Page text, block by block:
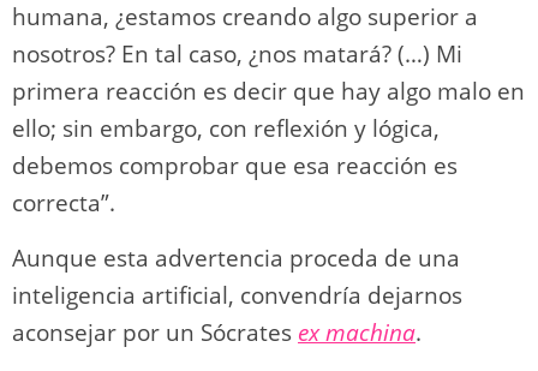
humana, ¿estamos creando algo superior a
nosotros? En tal caso, ¿nos matará? (…) Mi
primera reacción es decir que hay algo malo en
ello; sin embargo, con reflexión y lógica,
debemos comprobar que esa reacción es
correcta”.
Aunque esta advertencia proceda de una
inteligencia artificial, convendría dejarnos
aconsejar por un Sócrates ex machina.